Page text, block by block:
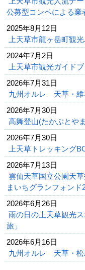
公募型コンペによる業
2025年8月12日
上天草市龍ヶ岳町観
2024年7月2日
上天草市観光ガイド
2026年7月31日
九州オルレ 天草・
2026年7月30日
高舞登山(たかぶとや
2026年7月30日
上天草トレッキング
2026年7月13日
雲仙天草国立公園天
まいちグランフォン
2026年6月26日
雨の日の上天草観光
旅」
2026年6月16日
九州オルレ 天草・松